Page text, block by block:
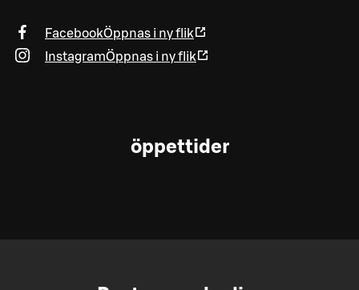
FacebookÖppnas i ny flik
InstagramÖppnas i ny flik
öppettider